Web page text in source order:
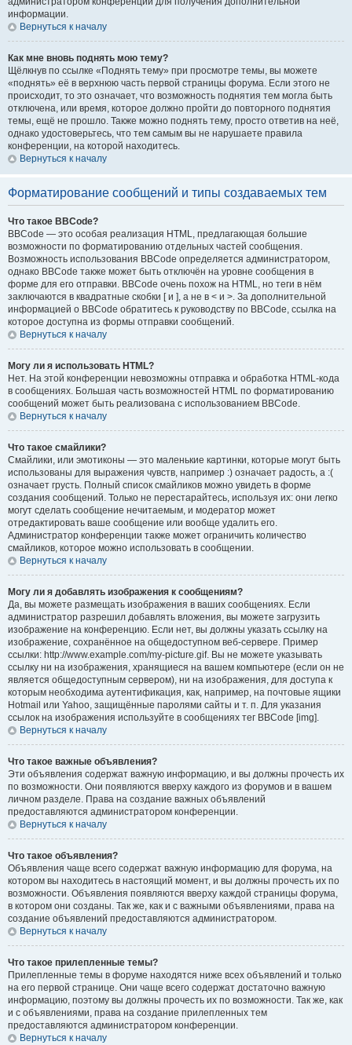
информации.
Вернуться к началу
Как мне вновь поднять мою тему?
Щёлкнув по ссылке «Поднять тему» при просмотре темы, вы можете
«поднять» её в верхнюю часть первой страницы форума. Если этого не
происходит, то это означает, что возможность поднятия тем могла быть
отключена, или время, которое должно пройти до повторного поднятия
темы, ещё не прошло. Также можно поднять тему, просто ответив на неё,
однако удостоверьтесь, что тем самым вы не нарушаете правила
конференции, на которой находитесь.
Вернуться к началу
Форматирование сообщений и типы создаваемых тем
Что такое BBCode?
BBCode — это особая реализация HTML, предлагающая большие
возможности по форматированию отдельных частей сообщения.
Возможность использования BBCode определяется администратором,
однако BBCode также может быть отключён на уровне сообщения в
форме для его отправки. BBCode очень похож на HTML, но теги в нём
заключаются в квадратные скобки [ и ], а не в < и >. За дополнительной
информацией о BBCode обратитесь к руководству по BBCode, ссылка на
которое доступна из формы отправки сообщений.
Вернуться к началу
Могу ли я использовать HTML?
Нет. На этой конференции невозможны отправка и обработка HTML-кода
в сообщениях. Большая часть возможностей HTML по форматированию
сообщений может быть реализована с использованием BBCode.
Вернуться к началу
Что такое смайлики?
Смайлики, или эмотиконы — это маленькие картинки, которые могут быть
использованы для выражения чувств, например :) означает радость, а :(
означает грусть. Полный список смайликов можно увидеть в форме
создания сообщений. Только не перестарайтесь, используя их: они легко
могут сделать сообщение нечитаемым, и модератор может
отредактировать ваше сообщение или вообще удалить его.
Администратор конференции также может ограничить количество
смайликов, которое можно использовать в сообщении.
Вернуться к началу
Могу ли я добавлять изображения к сообщениям?
Да, вы можете размещать изображения в ваших сообщениях. Если
администратор разрешил добавлять вложения, вы можете загрузить
изображение на конференцию. Если нет, вы должны указать ссылку на
изображение, сохранённое на общедоступном веб-сервере. Пример
ссылки: http://www.example.com/my-picture.gif. Вы не можете указывать
ссылку ни на изображения, хранящиеся на вашем компьютере (если он не
является общедоступным сервером), ни на изображения, для доступа к
которым необходима аутентификация, как, например, на почтовые ящики
Hotmail или Yahoo, защищённые паролями сайты и т. п. Для указания
ссылок на изображения используйте в сообщениях тег BBCode [img].
Вернуться к началу
Что такое важные объявления?
Эти объявления содержат важную информацию, и вы должны прочесть их
по возможности. Они появляются вверху каждого из форумов и в вашем
личном разделе. Права на создание важных объявлений
предоставляются администратором конференции.
Вернуться к началу
Что такое объявления?
Объявления чаще всего содержат важную информацию для форума, на
котором вы находитесь в настоящий момент, и вы должны прочесть их по
возможности. Объявления появляются вверху каждой страницы форума,
в котором они созданы. Так же, как и с важными объявлениями, права на
создание объявлений предоставляются администратором.
Вернуться к началу
Что такое прилепленные темы?
Прилепленные темы в форуме находятся ниже всех объявлений и только
на его первой странице. Они чаще всего содержат достаточно важную
информацию, поэтому вы должны прочесть их по возможности. Так же, как
и с объявлениями, права на создание прилепленных тем
предоставляются администратором конференции.
Вернуться к началу